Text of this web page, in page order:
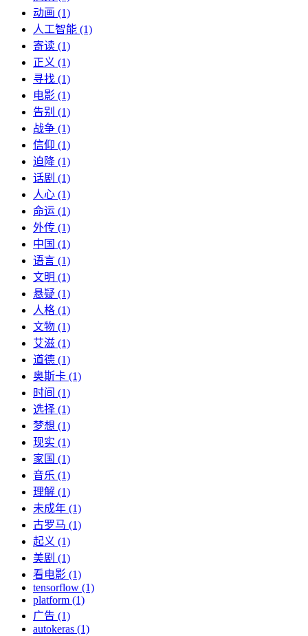
动画 (1)
人工智能 (1)
寄读 (1)
正义 (1)
寻找 (1)
电影 (1)
告别 (1)
战争 (1)
信仰 (1)
迫降 (1)
话剧 (1)
人心 (1)
命运 (1)
外传 (1)
中国 (1)
语言 (1)
文明 (1)
悬疑 (1)
人格 (1)
文物 (1)
艾滋 (1)
道德 (1)
奥斯卡 (1)
时间 (1)
选择 (1)
梦想 (1)
现实 (1)
家国 (1)
音乐 (1)
理解 (1)
未成年 (1)
古罗马 (1)
起义 (1)
美剧 (1)
看电影 (1)
tensorflow (1)
platform (1)
广告 (1)
autokeras (1)